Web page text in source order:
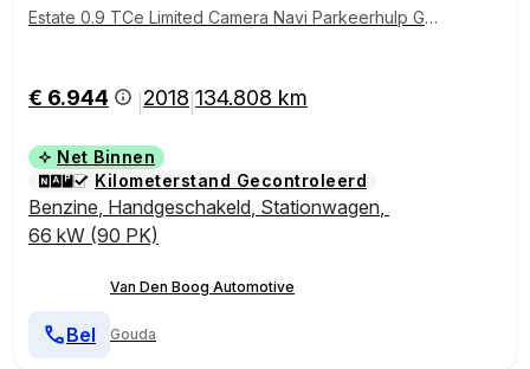
Estate 0.9 TCe Limited Camera Navi Parkeerhulp Gar
€ 6.944 2018 134.808 km
Net Binnen
Kilometerstand Gecontroleerd
Benzine, Handgeschakeld, Stationwagen,
66 kW (90 PK)
Van Den Boog Automotive
Gouda
Bel